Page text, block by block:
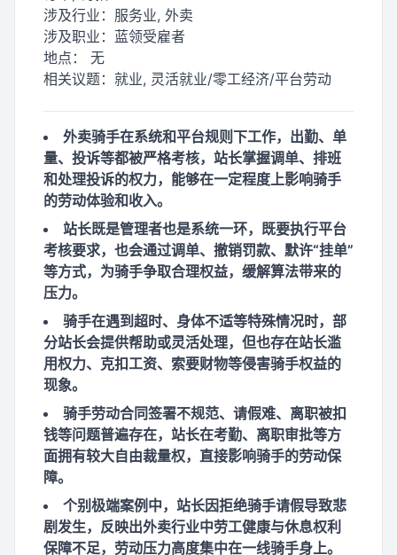
涉及行业： 服务业, 外卖
涉及职业： 蓝领受雇者
地点： 无
相关议题： 就业, 灵活就业/零工经济/平台劳动
外卖骑手在系统和平台规则下工作，出勤、单
量、投诉等都被严格考核，站长掌握调单、排班
和处理投诉的权力，能够在一定程度上影响骑手
的劳动体验和收入。
站长既是管理者也是系统一环，既要执行平台
考核要求，也会通过调单、撤销罚款、默许“挂单”
等方式，为骑手争取合理权益，缓解算法带来的
压力。
骑手在遇到超时、身体不适等特殊情况时，部
分站长会提供帮助或灵活处理，但也存在站长滥
用权力、克扣工资、索要财物等侵害骑手权益的
现象。
骑手劳动合同签署不规范、请假难、离职被扣
钱等问题普遍存在，站长在考勤、离职审批等方
面拥有较大自由裁量权，直接影响骑手的劳动保
障。
个别极端案例中，站长因拒绝骑手请假导致悲
剧发生，反映出外卖行业中劳工健康与休息权利
保障不足，劳动压力高度集中在一线骑手身上。